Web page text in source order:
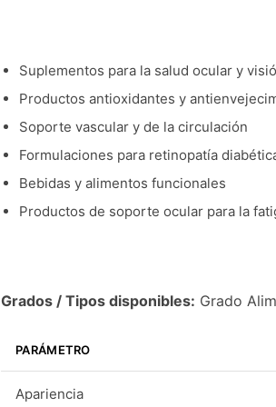
Suplementos para la salud ocular y
Productos antioxidantes y
Soporte vascular y de la circulación
Formulaciones para retinopatía
Bebidas y alimentos funcionales
Productos de soporte ocular para la
Grados / Tipos disponibles: Grado
PARÁMETRO
Apariencia